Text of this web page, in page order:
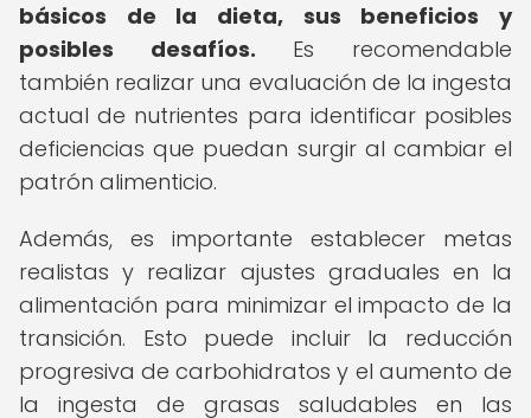
básicos de la dieta, sus beneficios y
posibles desafíos. Es recomendable
también realizar una evaluación de la ingesta
actual de nutrientes para identificar posibles
deficiencias que puedan surgir al cambiar el
patrón alimenticio.
Además, es importante establecer metas
realistas y realizar ajustes graduales en la
alimentación para minimizar el impacto de la
transición. Esto puede incluir la reducción
progresiva de carbohidratos y el aumento de
la ingesta de grasas saludables en las